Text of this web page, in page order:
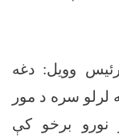
رئیس وویل: دغه
لرلو سره د مور
نورو برخو کې